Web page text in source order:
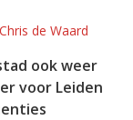
Chris de Waard
ook weer
voor Leiden